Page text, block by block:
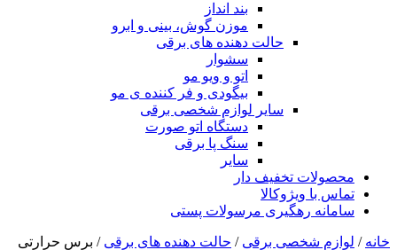
بند انداز
موزن گوش، بینی و ابرو
حالت دهنده های برقی
سشوار
اتو و ویو مو
بیگودی و فر کننده ی مو
سایر لوازم شخصی برقی
دستگاه اتو صورت
سنگ پا برقی
سایر
محصولات تخفیف دار
تماس با ویژوکالا
سامانه رهگیری مرسولات پستی
خانه / لوازم شخصی برقی / حالت دهنده های برقی / برس حرارتی